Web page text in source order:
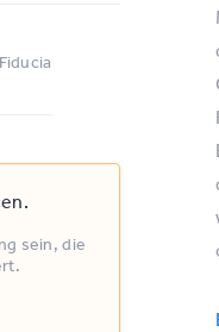
sein, die